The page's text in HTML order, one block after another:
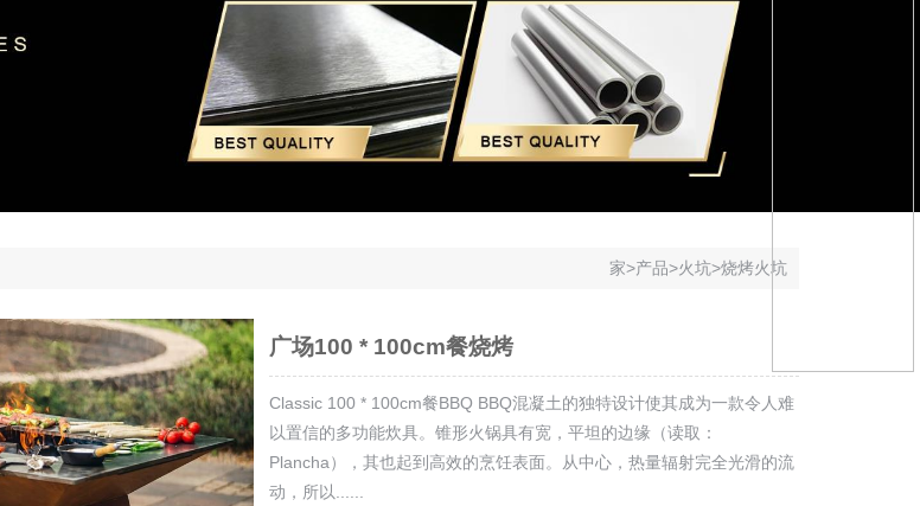
家>产品>火坑>烧烤火坑
广场100 * 100cm餐烧烤
Classic 100 * 100cm餐BBQ BBQ混凝土的独特设计使其成为一款令人难
以置信的多功能炊具。锥形火锅具有宽，平坦的边缘（读取：
Plancha），其也起到高效的烹饪表面。从中心，热量辐射完全光滑的流
动，所以......